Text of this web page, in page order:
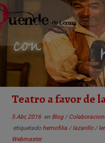
Teatro a favor de
5 Abr, 2016en Blog/
etiquetado hemofilia /lazarillo /
Webmaster